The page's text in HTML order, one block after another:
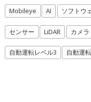
Mobileye AI ソフトウ
センサー LiDAR カメラ
自動運転レベル3 自動運